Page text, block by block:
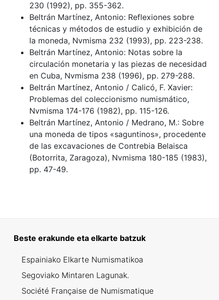
230 (1992), pp. 355-362.
Beltrán Martínez, Antonio: Reflexiones sobre
técnicas y métodos de estudio y exhibición de
la moneda, Nvmisma 232 (1993), pp. 223-238.
Beltrán Martínez, Antonio: Notas sobre la
circulación monetaria y las piezas de necesidad
en Cuba, Nvmisma 238 (1996), pp. 279-288.
Beltrán Martínez, Antonio / Calicó, F. Xavier:
Problemas del coleccionismo numismático,
Nvmisma 174-176 (1982), pp. 115-126.
Beltrán Martínez, Antonio / Medrano, M.: Sobre
una moneda de tipos «saguntinos», procedente
de las excavaciones de Contrebia Belaisca
(Botorrita, Zaragoza), Nvmisma 180-185 (1983),
pp. 47-49.
Beste erakunde eta elkarte batzuk
Espainiako Elkarte Numismatikoa
Segoviako Mintaren Lagunak.
Société Française de Numismatique